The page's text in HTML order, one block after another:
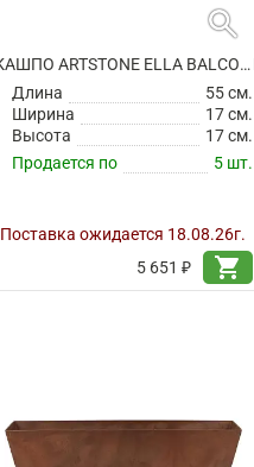
search
КАШПО ARTSTONE ELLA BALCONY GREY
Длина
55 см.
Ширина
17 см.
Высота
17 см.
Продается по
5 шт.
Поставка ожидается 18.08.26г.
5 651 ₽
shopping_cart